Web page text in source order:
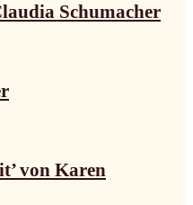
Schumacher
von Karen